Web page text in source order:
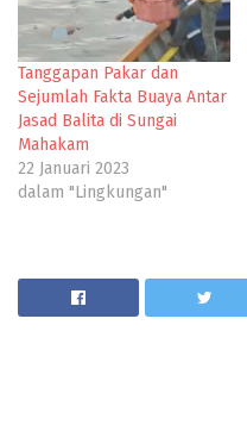
Tanggapan Pakar dan
Sejumlah Fakta Buaya Antar
Jasad Balita di Sungai
Mahakam
22 Januari 2023
dalam "Lingkungan"